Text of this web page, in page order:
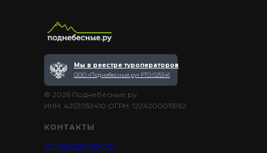
КОНТАКТЫ
+7 (923) 230-30-00
© 2026 Поднебесные.ру
Мы в реестре туроператоров
ООО «Поднебесные.ру» РТО 025541
ИНН: 4253053410 ОГРН: 1224200015962